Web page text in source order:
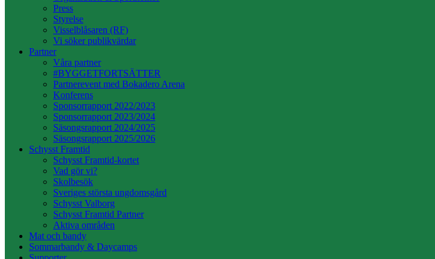
Press
Styrelse
Visselblåsaren (RF)
Vi söker publikvärdar
Partner
Våra partner
#BYGGETFORTSÄTTER
Partnerevent med Bokadero Arena
Konferens
Sponsorrapport 2022/2023
Sponsorrapport 2023/2024
Säsongsrapport 2024/2025
Säsongsrapport 2025/2026
Schysst Framtid
Schysst Framtid-kortet
Vad gör vi?
Skolbesök
Sveriges största ungdomsgård
Schysst Valborg
Schysst Framtid Partner
Aktiva områden
Mat och bandy
Sommarbandy & Daycamps